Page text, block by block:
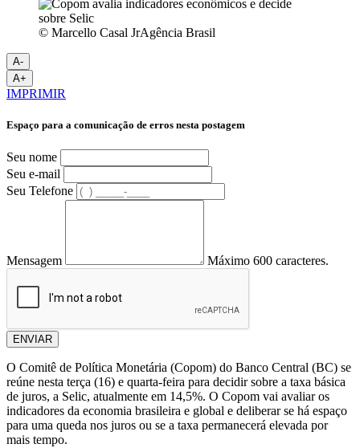
© Marcello Casal JrAgência Brasil
A-
A+
IMPRIMIR
Espaço para a comunicação de erros nesta postagem
Seu nome
Seu e-mail
Seu Telefone
Mensagem Máximo 600 caracteres.
ENVIAR
O Comitê de Política Monetária (Copom) do Banco Central (BC) se
reúne nesta terça (16) e quarta-feira para decidir sobre a taxa básica
de juros, a Selic, atualmente em 14,5%. O Copom vai avaliar os
indicadores da economia brasileira e global e deliberar se há espaço
para uma queda nos juros ou se a taxa permanecerá elevada por
mais tempo.